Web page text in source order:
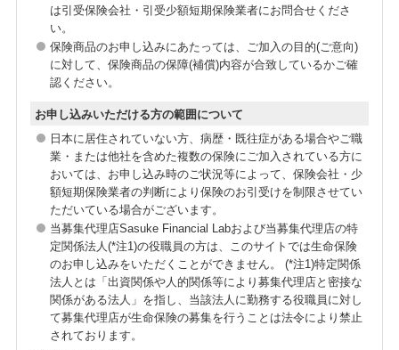
は引受保険会社・引受少額短期保険業者にお問合せくださ
い。
保険商品のお申し込みにあたっては、ご加入の目的(ご意向)
に対して、保険商品の保障(補償)内容が合致しているかご確
認ください。
お申し込みいただける方の範囲について
日本に居住されていない方、病歴・既往症がある場合やご職
業・または他社を含めた複数の保険にご加入されている方に
おいては、お申し込み時のご状況等によって、保険会社・少
額短期保険業者の判断により保険のお引受けを制限させてい
ただいている場合がございます。
当募集代理店Sasuke Financial Labおよび当募集代理店の特
定関係法人(*注1)の役職員の方は、このサイトでは生命保険
のお申し込みをいただくことができません。 (*注1)特定関係
法人とは「出資関係や人的関係等により募集代理店と密接な
関係がある法人」を指し、当該法人に勤務する役職員に対し
て募集代理店が生命保険の募集を行うことは法令により禁止
されております。